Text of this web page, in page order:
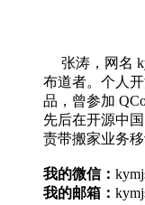
张涛，网名
布道者。个人
品，曾参加
先后在开源中
责带搬家业务
我的微信：
我的邮箱：